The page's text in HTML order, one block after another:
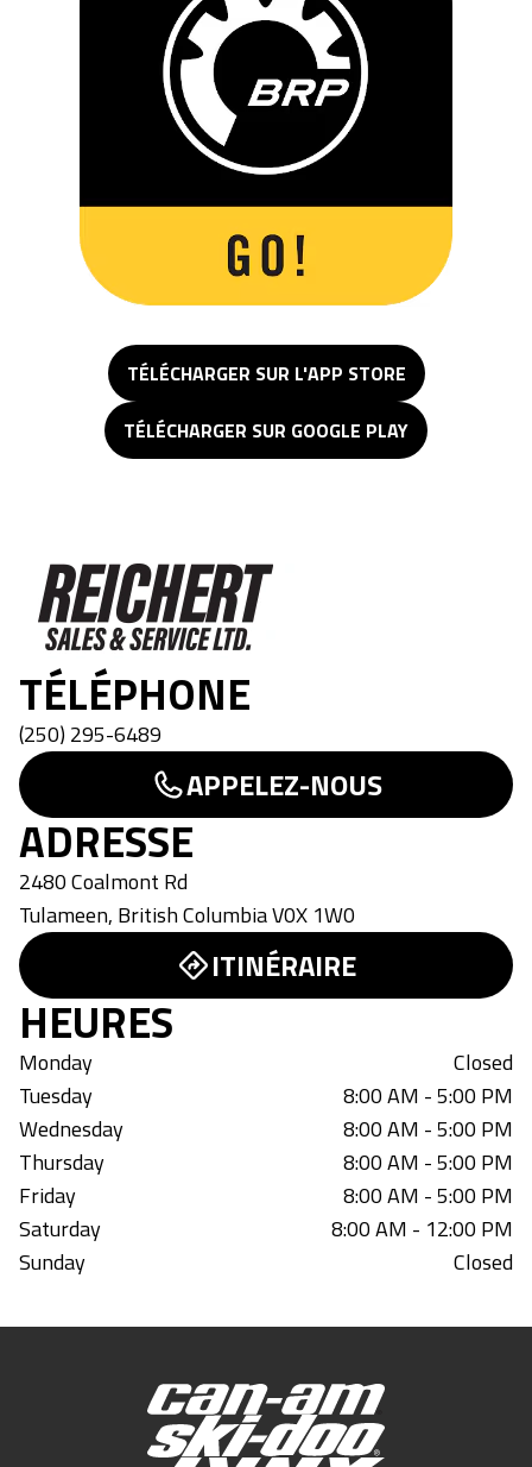
TÉLÉCHARGER SUR L'APP STORE
TÉLÉCHARGER SUR GOOGLE PLAY
Reichert Sales & Service Ltd
TÉLÉPHONE
(250) 295-6489
APPELEZ-NOUS
ADRESSE
2480 Coalmont Rd
Tulameen, British ColumbiaV0X 1W0
ITINÉRAIRE
HEURES
Monday
Closed
Tuesday
8:00 AM - 5:00 PM
Wednesday
8:00 AM - 5:00 PM
Thursday
8:00 AM - 5:00 PM
Friday
8:00 AM - 5:00 PM
Saturday
8:00 AM - 12:00 PM
Sunday
Closed